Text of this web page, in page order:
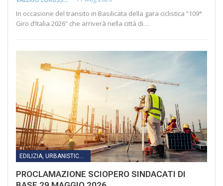
In occasione del transito in Basilicata della gara ciclistica “109°
Giro d’Italia 2026” che arriverà nella città di…
PROCLAMAZIONE SCIOPERO SINDACATI DI